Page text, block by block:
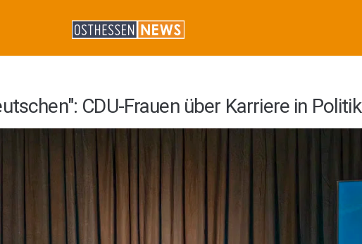
CDU-Frauen über Karriere in Politik